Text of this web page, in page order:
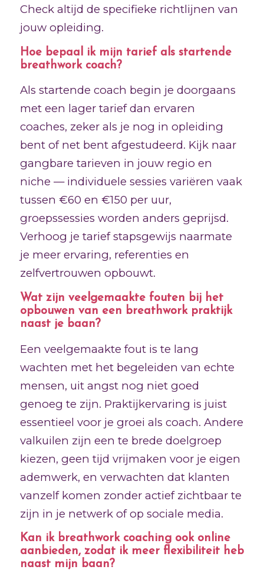
Check altijd de specifieke richtlijnen van
jouw opleiding.
Hoe bepaal ik mijn tarief als startende
breathwork coach?
Als startende coach begin je doorgaans
met een lager tarief dan ervaren
coaches, zeker als je nog in opleiding
bent of net bent afgestudeerd. Kijk naar
gangbare tarieven in jouw regio en
niche — individuele sessies variëren vaak
tussen €60 en €150 per uur,
groepssessies worden anders geprijsd.
Verhoog je tarief stapsgewijs naarmate
je meer ervaring, referenties en
zelfvertrouwen opbouwt.
Wat zijn veelgemaakte fouten bij het
opbouwen van een breathwork praktijk
naast je baan?
Een veelgemaakte fout is te lang
wachten met het begeleiden van echte
mensen, uit angst nog niet goed
genoeg te zijn. Praktijkervaring is juist
essentieel voor je groei als coach. Andere
valkuilen zijn een te brede doelgroep
kiezen, geen tijd vrijmaken voor je eigen
ademwerk, en verwachten dat klanten
vanzelf komen zonder actief zichtbaar te
zijn in je netwerk of op sociale media.
Kan ik breathwork coaching ook online
aanbieden, zodat ik meer flexibiliteit heb
naast mijn baan?